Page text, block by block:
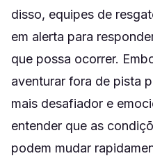
disso, equipes de
em alerta para
que possa ocorrer.
aventurar fora de pista
mais desafiador e
entender que as
podem mudar